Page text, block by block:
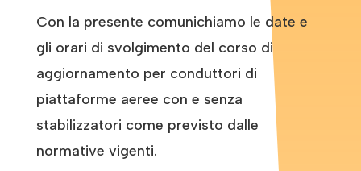
Con la presente comunichiamo le date e
gli orari di svolgimento del corso di
aggiornamento per conduttori di
piattaforme aeree con e senza
stabilizzatori come previsto dalle
normative vigenti.